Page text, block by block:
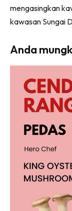
mengasingkan
kawasan Sungai
Anda